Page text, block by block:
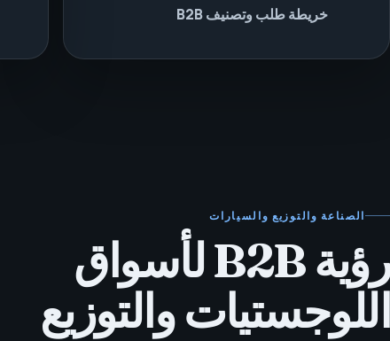
خريطة طلب وتصنيف B2B
الصناعة والتوزيع والسيارات
رؤية B2B لأسواق
اللوجستيات والتوزيع